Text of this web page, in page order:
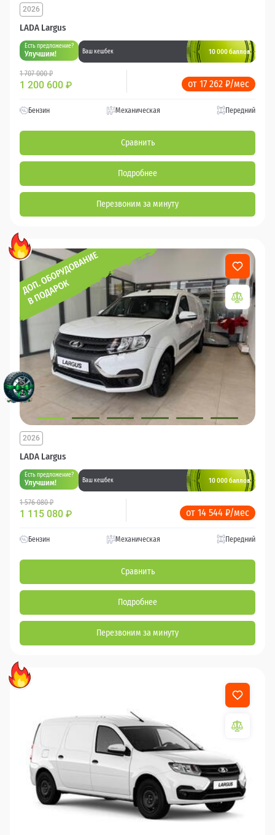
LADA Largus
2026
Есть предложение?
Улучшим! Ваш кешбек 10 000 баллов
1 707 000 ₽
1 200 600 ₽ от 17 262 ₽/мес
Бензин Механическая Передний
Сравнить
Подробнее
Перезвоним за минуту
LADA Largus
2026
Есть предложение?
Улучшим! Ваш кешбек 10 000 баллов
1 576 080 ₽
1 115 080 ₽ от 14 544 ₽/мес
Бензин Механическая Передний
Сравнить
Подробнее
Перезвоним за минуту